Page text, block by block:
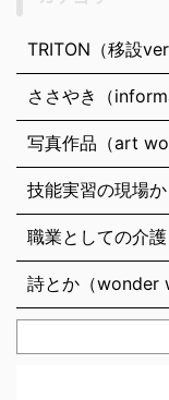
TRITON（移設ver.
ささやき（
写真作品（art
技能実習の現場
職業としての介
詩とか（wonder